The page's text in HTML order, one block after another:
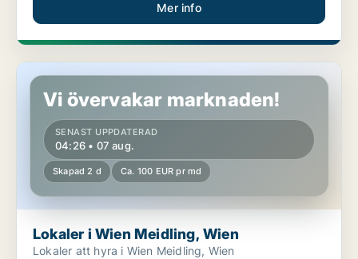
Mer info
Lokaler i Wien Meidling, Wien
Vi övervakar marknaden!
SENAST UPPDATERAD
04:26 • 07 aug.
Skapad 2 d Ca. 100 EUR pr md
Lokaler i Wien Meidling, Wien
Lokaler att hyra i Wien Meidling, Wien